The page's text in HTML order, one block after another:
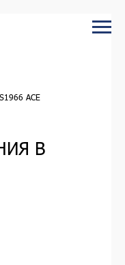
ACE
В